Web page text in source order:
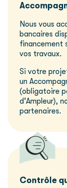
Nous vous
bancaires
financement
vos travaux.
Si votre
un
(obligatoire
d’Ampleur),
partenaires.
Contrôle